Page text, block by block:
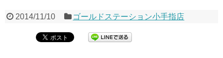
2014/11/10 ゴールドステーション小手指店